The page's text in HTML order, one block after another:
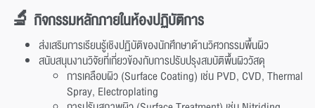
🔬 กิจกรรมหลักภายในห้องปฏิบัติการ
ส่งเสริมการเรียนรู้เชิงปฏิบัติของนักศึกษาด้านวิศวกรรมพื้นผิว
สนับสนุนงานวิจัยที่เกี่ยวข้องกับการปรับปรุงสมบัติพื้นผิววัสดุ
การเคลือบผิว (Surface Coating) เช่น PVD, CVD, Thermal
Spray, Electroplating